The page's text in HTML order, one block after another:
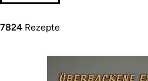
7824 Rezepte